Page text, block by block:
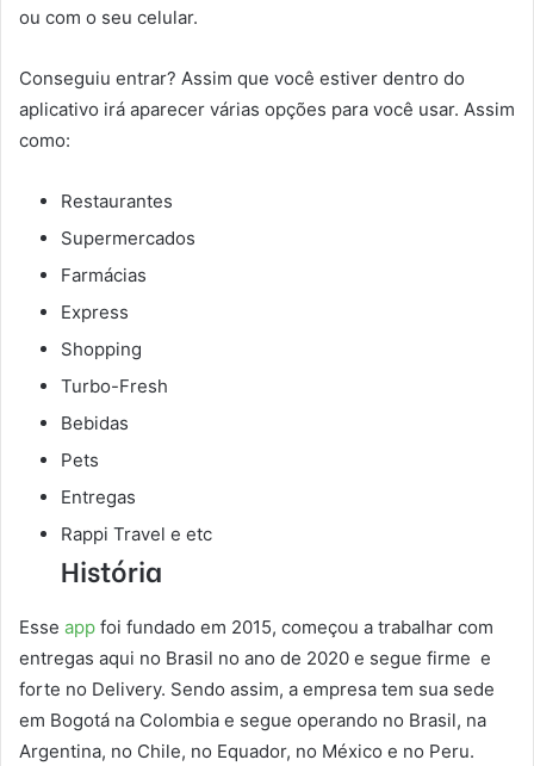
ou com o seu celular.
Conseguiu entrar? Assim que você estiver dentro do
aplicativo irá aparecer várias opções para você usar. Assim
como:
Restaurantes
Supermercados
Farmácias
Express
Shopping
Turbo-Fresh
Bebidas
Pets
Entregas
Rappi Travel e etc
História
Esse app foi fundado em 2015, começou a trabalhar com
entregas aqui no Brasil no ano de 2020 e segue firme e
forte no Delivery. Sendo assim, a empresa tem sua sede
em Bogotá na Colombia e segue operando no Brasil, na
Argentina, no Chile, no Equador, no México e no Peru.